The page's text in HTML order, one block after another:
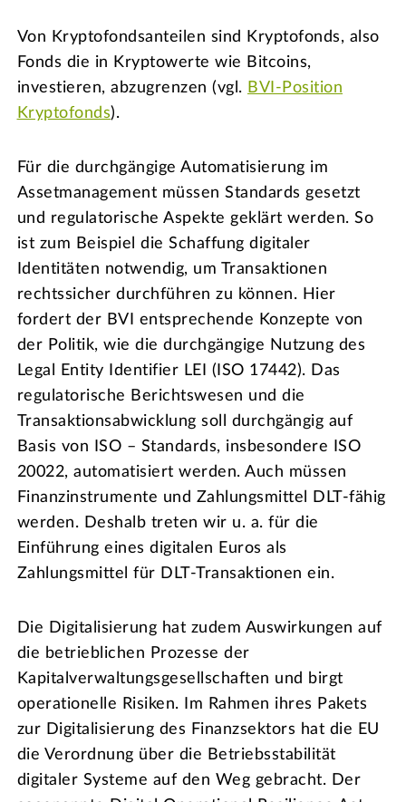
Von Kryptofondsanteilen sind Kryptofonds, also
Fonds die in Kryptowerte wie Bitcoins,
investieren, abzugrenzen (vgl. BVI-Position
Kryptofonds).
Für die durchgängige Automatisierung im
Assetmanagement müssen Standards gesetzt
und regulatorische Aspekte geklärt werden. So
ist zum Beispiel die Schaffung digitaler
Identitäten notwendig, um Transaktionen
rechtssicher durchführen zu können. Hier
fordert der BVI entsprechende Konzepte von
der Politik, wie die durchgängige Nutzung des
Legal Entity Identifier LEI (ISO 17442). Das
regulatorische Berichtswesen und die
Transaktionsabwicklung soll durchgängig auf
Basis von ISO – Standards, insbesondere ISO
20022, automatisiert werden. Auch müssen
Finanzinstrumente und Zahlungsmittel DLT-fähig
werden. Deshalb treten wir u. a. für die
Einführung eines digitalen Euros als
Zahlungsmittel für DLT-Transaktionen ein.
Die Digitalisierung hat zudem Auswirkungen auf
die betrieblichen Prozesse der
Kapitalverwaltungsgesellschaften und birgt
operationelle Risiken. Im Rahmen ihres Pakets
zur Digitalisierung des Finanzsektors hat die EU
die Verordnung über die Betriebsstabilität
digitaler Systeme auf den Weg gebracht. Der